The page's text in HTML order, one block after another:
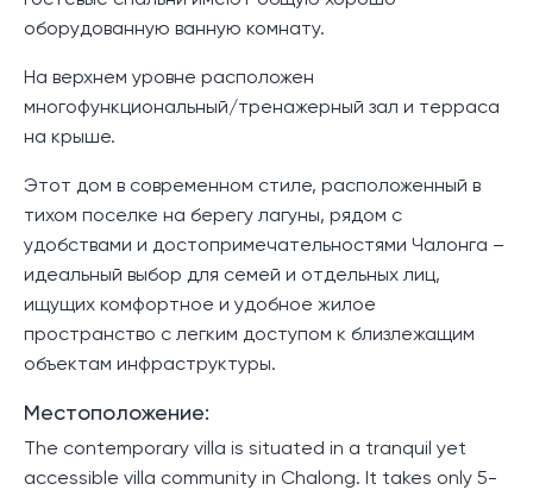
оборудованную ванную комнату.
На верхнем уровне расположен
многофункциональный/тренажерный зал и терраса
на крыше.
Этот дом в современном стиле, расположенный в
тихом поселке на берегу лагуны, рядом с
удобствами и достопримечательностями Чалонга –
идеальный выбор для семей и отдельных лиц,
ищущих комфортное и удобное жилое
пространство с легким доступом к близлежащим
объектам инфраструктуры.
Местоположение:
The contemporary villa is situated in a tranquil yet
accessible villa community in Chalong. It takes only 5-